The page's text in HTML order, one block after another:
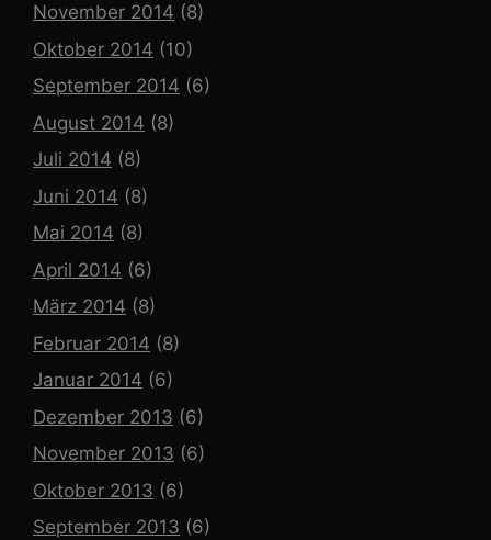
November 2014 (8)
Oktober 2014 (10)
September 2014 (6)
August 2014 (8)
Juli 2014 (8)
Juni 2014 (8)
Mai 2014 (8)
April 2014 (6)
März 2014 (8)
Februar 2014 (8)
Januar 2014 (6)
Dezember 2013 (6)
November 2013 (6)
Oktober 2013 (6)
September 2013 (6)